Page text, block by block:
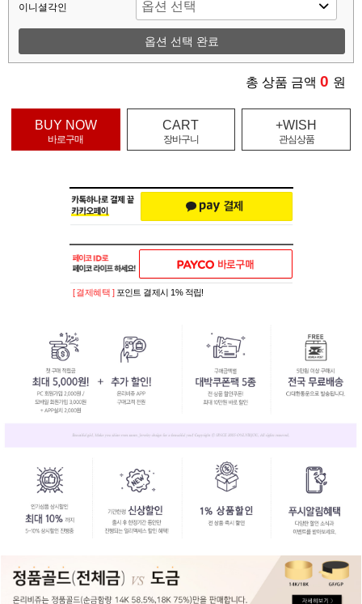
이니셜각인
옵션 선택 완료
총 상품 금액 0 원
BUY NOW
바로구매
CART
장바구니
+WISH
관심상품
[ 결제혜택 ] 포인트 결제시 1% 적립!